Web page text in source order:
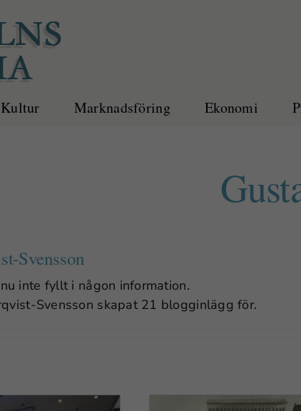
Kultur Marknadsföring Ekonomi
Svensson
inte fyllt i någon information.
Svensson skapat 21 blogginlägg för.